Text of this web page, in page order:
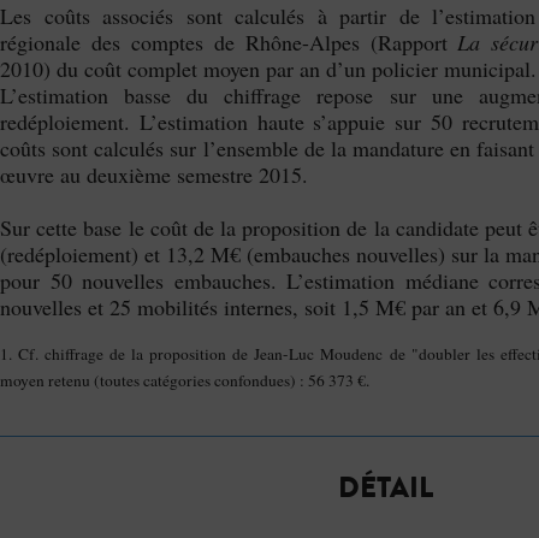
Les coûts associés sont calculés à partir de
régionale des comptes de Rhône-Alpes (RapportLa
2010) du coût complet moyen par an d’un policier
L’estimation basse du chiffrage repose sur une
redéploiement. L’estimation haute s’appuie sur 50
coûts sont calculés sur l’ensemble de la mandature en
œuvre au deuxième semestre 2015.
Sur cette base le coût de la proposition de la candidate peut
(redéploiement) et 13,2 M€ (embauches nouvelles) sur la
pour 50 nouvelles embauches. L’estimation médiane
nouvelles et 25 mobilités internes, soit 1,5 M€ par an et 6,9
1. Cf. chiffrage de la proposition de Jean-Luc Moudenc de "doubler les
moyen retenu (toutes catégories confondues) : 56 373 €.
DÉTAIL